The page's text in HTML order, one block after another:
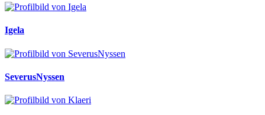
Igela
SeverusNyssen